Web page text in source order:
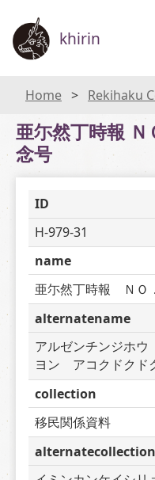
khirin
Home Rekihaku Collection
亜尓然丁時報
念号
ID
H-979-31
name
亜尓然丁時報　ＮＯ
alternatename
アルゼンチンジホウ
ヨン　アコクドクド
collection
移民関係資料
alternatecollection